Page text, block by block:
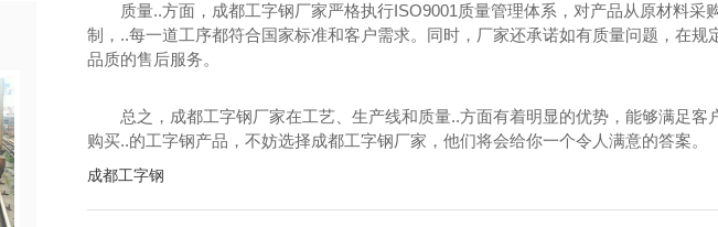
质量..方面，成都工字钢厂家严格执行ISO9001质量管理体系，对产品从原材料
制，..每一道工序都符合国家标准和客户需求。同时，厂家还承诺如有质量问题，在
品质的售后服务。
总之，成都工字钢厂家在工艺、生产线和质量..方面有着明显的优势，能够满足
购买..的工字钢产品，不妨选择成都工字钢厂家，他们将会给你一个令人满意的答案。
成都工字钢